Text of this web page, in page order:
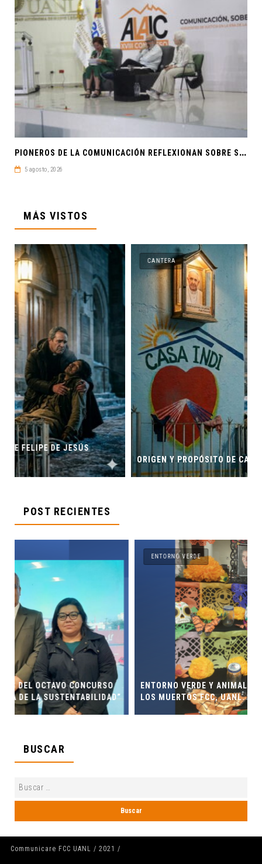
P
IONEROS DE LA COMUNICACIÓN REFLEXIONAN SOBRE SOBERANÍA CULTURAL Y JUSTICIA EN ALAIC 2026
5 agosto, 2026
MÁS VISTOS
CANTERA
ORIGEN Y PROPÓSITO DE CASA INDI
POST RECIENTES
ENTORNO VERDE Y ANIMALIA PRESENTES EN EL DÍA DE
LOS MUERTOS FCC, UANL.
BUSCAR
Communicare FCC UANL / 2021 /